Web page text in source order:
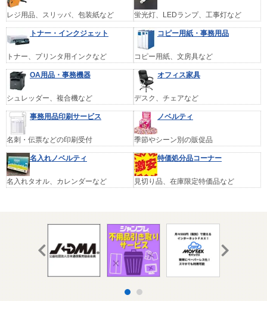
レジ用品、スリッパ、包装紙など 蛍光灯、LEDランプ、工事灯など
トナー・インクジェット
トナー、プリンタ用インクなど
コピー用紙・事務用品
コピー用紙、文房具など
OA用品・事務機器
シュレッダー、複合機など
オフィス家具
デスク、チェアなど
事務用品印刷サービス
名刺・伝票などの印刷受付
ノベルティ
季節やシーン別の販促品
名入れノベルティ
名入れタオル、カレンダーなど
特価処分品コーナー
見切り品、在庫限定特価品など